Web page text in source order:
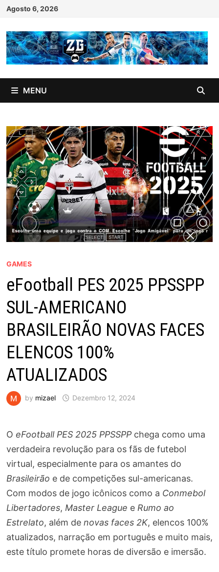
Skip
content
Agosto 6, 2026
MENU
GAMES
eFootball PES 2025 PPSSPP
SUL-AMERICANO
BRASILEIRÃO NOVAS FACES
ELENCOS 100%
ATUALIZADOS
by mizael Dezembro 12, 2024
O eFootball PES 2025 PPSSPPchega como uma
verdadeira revolução para os fãs de futebol
virtual, especialmente para os amantes do
Brasileirão e de competições sul-americanas.
Com modos de jogo icônicos como a Conmebol
Libertadores, Master League e Rumo ao
Estrelato, além de novas faces 2K, elencos 100%
atualizados, narração em português e muito mais,
este título promete horas de diversão e imersão.